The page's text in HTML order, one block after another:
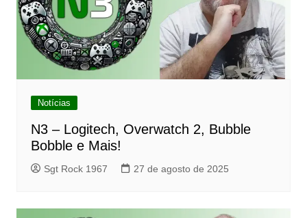
Notícias
N3 – Logitech, Overwatch 2, Bubble
Bobble e Mais!
Sgt Rock 1967 27 de agosto de 2025